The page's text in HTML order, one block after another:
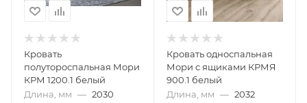
Кровать
полутороспальная Мори
КРМ 1200.1 белый
Длина, мм — 2030
Кровать односпальная
Мори с ящиками КРМЯ
900.1 белый
Длина, мм — 2032